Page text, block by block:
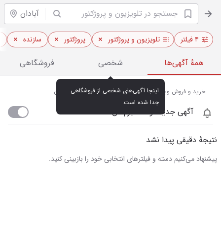
آبادان
۴ فیلتر تلویزیون و پروژکتور پروژکتور سازنده
همهٔ آگهی‌ها شخصی فروشگاهی
جدا شده است.
خرید و فروش ویدئو پروژکتور و تلویزیون‌های هوشمند در آبادان
آگهی جدید اومد خبرم کن
نتیجهٔ دقیقی پیدا نشد
پیشنهاد می‌کنیم دسته و فیلترهای انتخابی خود را بازبینی کنید.